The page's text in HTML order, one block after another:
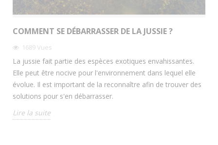
COMMENT SE DÉBARRASSER DE LA JUSSIE ?
1689Vues
La jussie fait partie des espèces exotiques envahissantes.
Elle peut être nocive pour l'environnement dans lequel elle
évolue. Il est important de la reconnaître afin de trouver des
solutions pour s'en débarrasser.
Lire la suite